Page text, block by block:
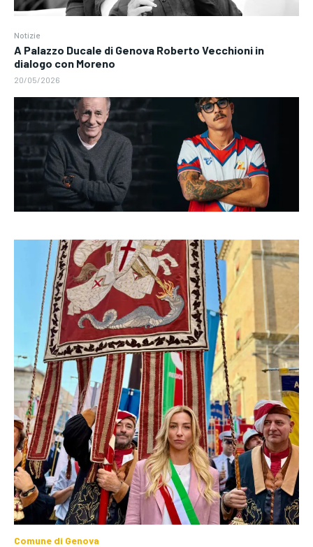
Notizie
A Palazzo Ducale di Genova Roberto Vecchioni in
dialogo con Moreno
20/05/2026
Comune di Genova